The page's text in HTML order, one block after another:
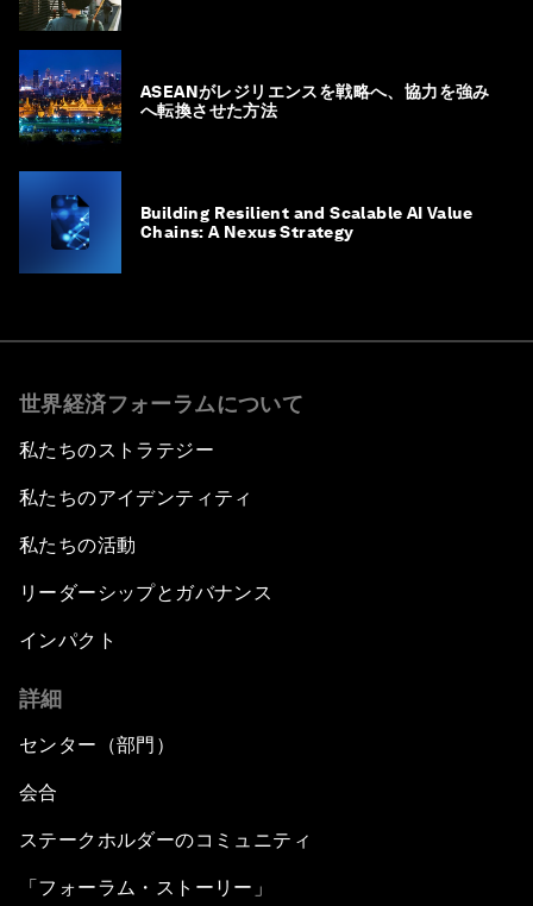
ASEANがレジリエンスを戦略へ、協力を強み
へ転換させた方法
Building Resilient and Scalable AI Value
Chains: A Nexus Strategy
世界経済フォーラムについて
私たちのストラテジー
私たちのアイデンティティ
私たちの活動
リーダーシップとガバナンス
インパクト
詳細
センター（部門）
会合
ステークホルダーのコミュニティ
「フォーラム・ストーリー」